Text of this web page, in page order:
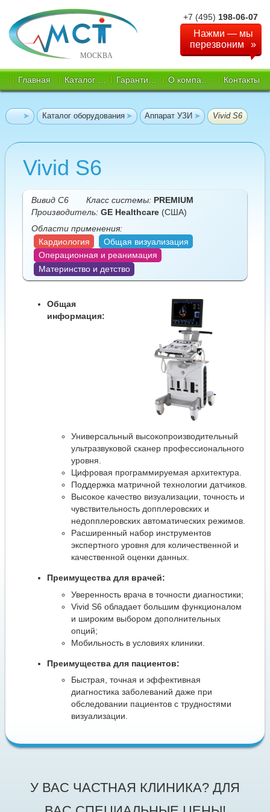
+7 (495) 198-06-07
Нажми — мы
перезвоним
Главная Каталог оборудования Гарантия и сервис О компании Контакты
Каталог оборудования Аппарат УЗИ Vivid S6
Vivid S6
Вивид С6 Класс системы: PREMIUM
Производитель: GE Healthcare (США)
Области применения:
Кардиология
Общая визуализация
Операционная и реанимация
Материнство и детство
Общая
информация:
Универсальный высокопроизводительный
ультразвуковой сканер профессионального
уровня.
Цифровая программируемая архитектура.
Поддержка матричной технологии датчиков.
Высокое качество визуализации, точность и
чувствительность допплеровских и
недопплеровских автоматических режимов.
Расширенный набор инструментов
экспертного уровня для количественной и
качественной оценки данных.
Преимущества для врачей:
Уверенность врача в точности диагностики;
Vivid S6 обладает большим функционалом
и широким выбором дополнительных
опций;
Мобильность в условиях клиники.
Преимущества для пациентов:
Быстрая, точная и эффективная
диагностика заболеваний даже при
обследовании пациентов с трудностями
визуализации.
У ВАС ЧАСТНАЯ КЛИНИКА? ДЛЯ